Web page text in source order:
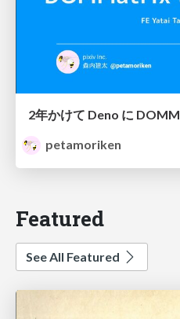
petamoriken
Featured
See All Featured